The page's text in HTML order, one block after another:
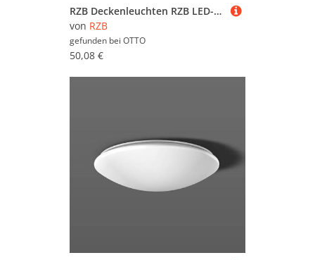
RZB Deckenleuchten RZB LED-Wand-/Deckenleuchte BSX210210.02
von RZB
gefunden bei OTTO
50,08 €